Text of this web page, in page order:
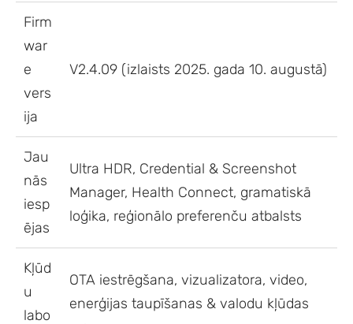
Firm
war
e
vers
ija
V2.4.09 (izlaists 2025. gada 10. augustā)
Jau
nās
iesp
ējas
Ultra HDR, Credential & Screenshot
Manager, Health Connect, gramatiskā
loģika, reģionālo preferenču atbalsts
Kļūd
u
labo
OTA iestrēgšana, vizualizatora, video,
enerģijas taupīšanas & valodu kļūdas